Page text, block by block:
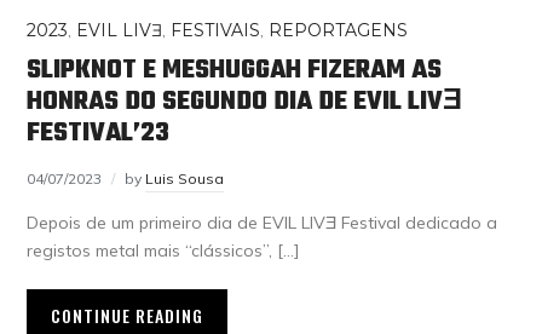
2023, EVIL LIVƎ, FESTIVAIS, REPORTAGENS
SLIPKNOT E MESHUGGAH FIZERAM AS
HONRAS DO SEGUNDO DIA DE EVIL LIVƎ
FESTIVAL’23
04/07/2023 by Luis Sousa
Depois de um primeiro dia de EVIL LIVƎ Festival dedicado a
registos metal mais “clássicos”, […]
CONTINUE READING